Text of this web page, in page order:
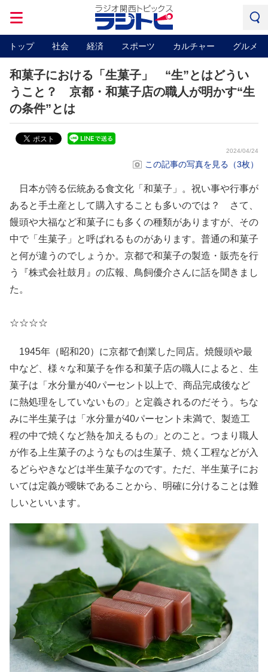
トップ 社会 経済 スポーツ カルチャー グルメ
和菓子における「生菓子」 “生”とはどうい
うこと？ 京都・和菓子店の職人が明かす“生
の条件”とは
2024/04/24
この記事の写真を見る（3枚）
日本が誇る伝統ある食文化「和菓子」。祝い事や行事が
あると手土産として購入することも多いのでは？ さて、
饅頭や大福など和菓子にも多くの種類がありますが、その
中で「生菓子」と呼ばれるものがあります。普通の和菓子
と何が違うのでしょうか。京都で和菓子の製造・販売を行
う『株式会社鼓月』の広報、鳥飼優介さんに話を聞きまし
た。
☆☆☆☆
1945年（昭和20）に京都で創業した同店。焼饅頭や最
中など、様々な和菓子を作る和菓子店の職人によると、生
菓子は「水分量が40パーセント以上で、商品完成後など
に熱処理をしていないもの」と定義されるのだそう。ちな
みに半生菓子は「水分量が40パーセント未満で、製造工
程の中で焼くなど熱を加えるもの」とのこと。つまり職人
が作る上生菓子のようなものは生菓子、焼く工程などが入
るどらやきなどは半生菓子なのです。ただ、半生菓子にお
いては定義が曖昧であることから、明確に分けることは難
しいといいます。